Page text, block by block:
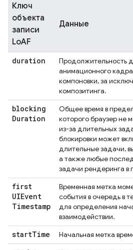
Ключ
объекта
записи
LoAF
Данные
duration
Продолжительность
анимационного
компоновки, за
композитинга.
blocking
Duration
Общее время в
которого браузер не
из-за длительных
блокировки может
длительные задачи,
а также любые
задачи рендеринга в
first
UIEvent
Timestamp
Временная метка
события в очередь в
для определения
взаимодействии.
startTime Начальная метка